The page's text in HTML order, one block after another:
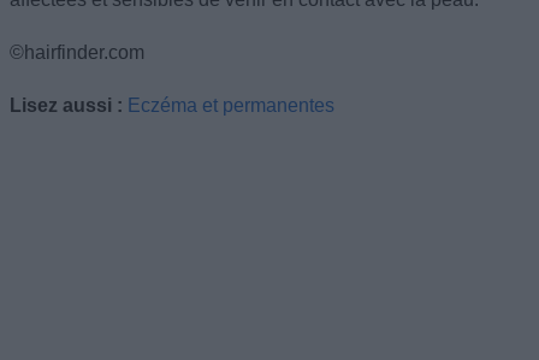
©hairfinder.com
Lisez aussi : Eczéma et permanentes